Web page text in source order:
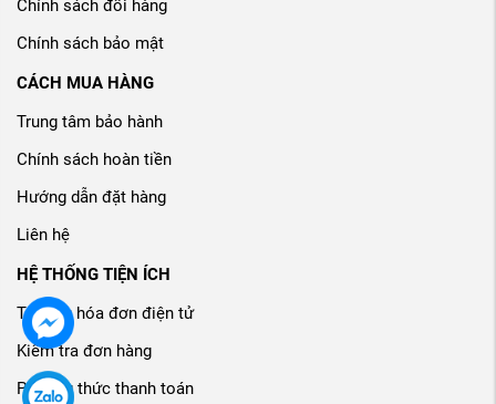
Chính sách đổi hàng
Chính sách bảo mật
CÁCH MUA HÀNG
Trung tâm bảo hành
Chính sách hoàn tiền
Hướng dẫn đặt hàng
Liên hệ
HỆ THỐNG TIỆN ÍCH
Tra cứu hóa đơn điện tử
Kiểm tra đơn hàng
Phương thức thanh toán